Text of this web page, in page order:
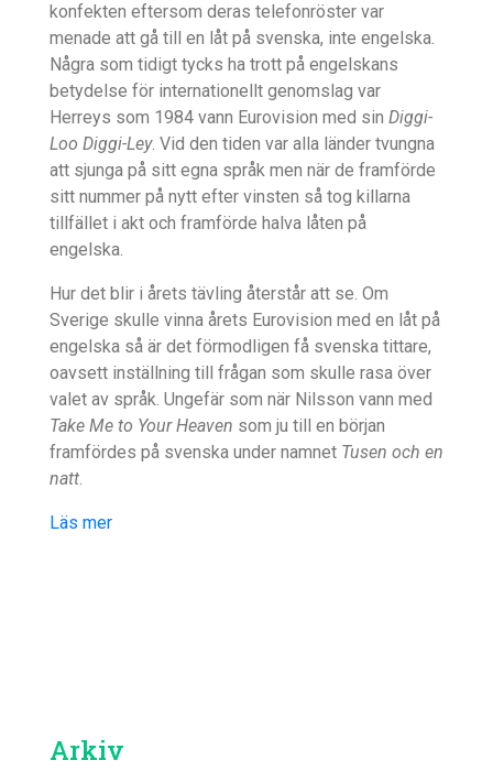
konfekten eftersom deras telefonröster var
menade att gå till en låt på svenska, inte engelska.
Några som tidigt tycks ha trott på engelskans
betydelse för internationellt genomslag var
Herreys som 1984 vann Eurovision med sin Diggi-
Loo Diggi-Ley. Vid den tiden var alla länder tvungna
att sjunga på sitt egna språk men när de framförde
sitt nummer på nytt efter vinsten så tog killarna
tillfället i akt och framförde halva låten på
engelska.
Hur det blir i årets tävling återstår att se. Om
Sverige skulle vinna årets Eurovision med en låt på
engelska så är det förmodligen få svenska tittare,
oavsett inställning till frågan som skulle rasa över
valet av språk. Ungefär som när Nilsson vann med
Take Me to Your Heaven som ju till en början
framfördes på svenska under namnet Tusen och en
natt.
Läs mer
Arkiv